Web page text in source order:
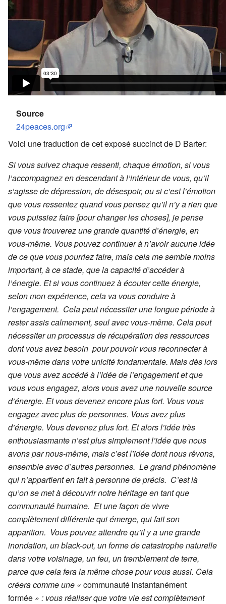
Source
24peaces.org
Voici une traduction de cet exposé succinct de D Barter:
Si vous suivez chaque ressenti, chaque émotion, si vous
l’accompagnez en descendant à l’intérieur de vous, qu’il
s’agisse de dépression, de désespoir, ou si c’est l’émotion
que vous ressentez quand vous pensez qu’il n’y a rien que
vous puissiez faire [pour changer les choses], je pense
que vous trouverez une grande quantité d’énergie, en
vous-même. Vous pouvez continuer à n’avoir aucune idée
de ce que vous pourriez faire, mais cela me semble moins
important, à ce stade, que la capacité d’accéder à
l’énergie. Et si vous continuez à écouter cette énergie,
selon mon expérience, cela va vous conduire à
l’engagement. Cela peut nécessiter une longue période à
rester assis calmement, seul avec vous-même. Cela peut
nécessiter un processus de récupération des ressources
dont vous avez besoin pour pouvoir vous reconnecter à
vous-même dans votre unicité fondamentale. Mais dès lors
que vous avez accédé à l’idée de l’engagement et que
vous vous engagez, alors vous avez une nouvelle source
d’énergie. Et vous devenez encore plus fort. Vous vous
engagez avec plus de personnes. Vous avez plus
d’énergie. Vous devenez plus fort. Et alors l’idée très
enthousiasmante n’est plus simplement l’idée que nous
avons par nous-même, mais c’est l’idée dont nous rêvons,
ensemble avec d’autres personnes. Le grand phénomène
qui n’appartient en fait à personne de précis. C’est là
qu’on se met à découvrir notre héritage en tant que
communauté humaine. Et une façon de vivre
complètement différente qui émerge, qui fait son
apparition. Vous pouvez attendre qu’il y a une grande
inondation, un black-out, un forme de catastrophe naturelle
dans votre voisinage, un feu, un tremblement de terre,
parce que cela fera la même chose pour vous aussi. Cela
créera comme une « communauté instantanément
formée » : vous réaliser que votre vie est complètement